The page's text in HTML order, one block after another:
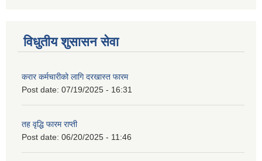
विधुतीय शुसासन सेवा
करार कर्मचारीको लागि दरखास्त फारम
Post date: 07/19/2025 - 16:31
तह वृद्धि फारम राप्ती
Post date: 06/20/2025 - 11:46